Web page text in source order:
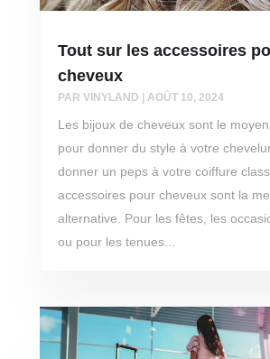
Tout sur les accessoires
cheveux
PAR VINYLAND AOÛT 10, 2024
Les bijoux de cheveux sont le
pour donner du style à votre
donner un peps à votre coiffure
accessoires pour cheveux sont la
alternative. Pour les fêtes, les
ou pour les tenues...